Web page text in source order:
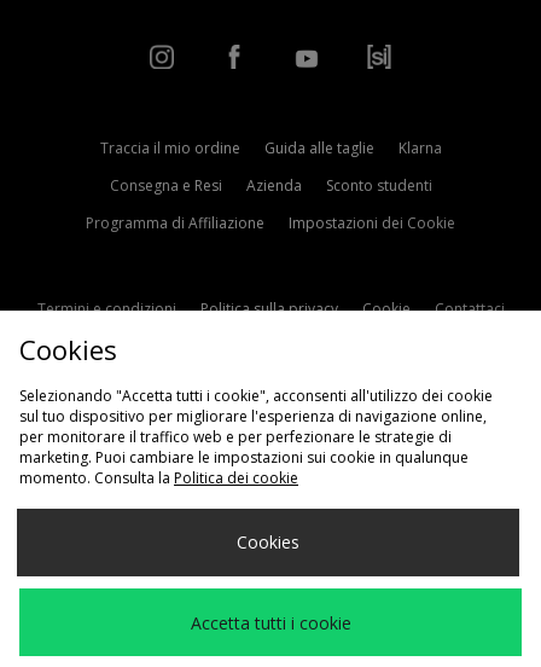
Traccia il mio ordine Guida alle taglie
Klarna
Consegna e Resi
Azienda
Sconto studenti
Programma di Affiliazione
Impostazioni dei Cookie
Termini e condizioni Politica sulla privacy Cookie
Contattaci
Scegli Il Tuo Paese
Accettiamo i seguenti metodi di pagamento
Cookies
Selezionando "Accetta tutti i cookie", acconsenti all'utilizzo dei cookie
sul tuo dispositivo per migliorare l'esperienza di navigazione online,
per monitorare il traffico web e per perfezionare le strategie di
marketing. Puoi cambiare le impostazioni sui cookie in qualunque
momento. Consulta la Politica dei cookie
Cookies
Accetta tutti i cookie